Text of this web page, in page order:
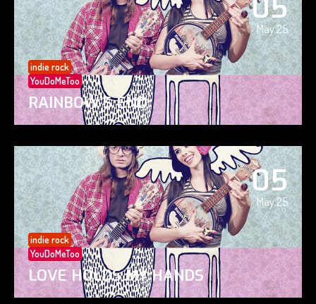
05
May 25
indie rock
YouDoMeToo
RAINBOW’S END
05
May 25
indie rock
YouDoMeToo
LOVE HOLDS MY HANDS